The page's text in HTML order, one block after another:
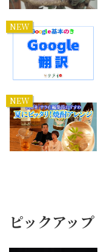
NEW
NEW
ピックアップ